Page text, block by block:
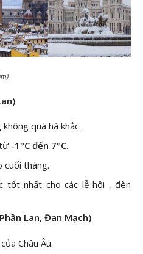
quá hà khắc.
-1°C đến 7°C.
cuối tháng.
tốt nhất cho các lễ hội , đèn
Lan, Đan Mạch)
Châu Âu.